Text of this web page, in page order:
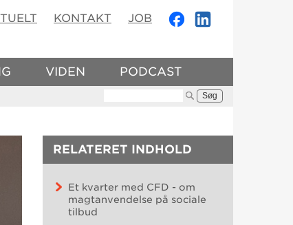
KONTAKT JOB
VIDEN PODCAST
RELATERET INDHOLD
Et kvarter med CFD - om
magtanvendelse på sociale
tilbud